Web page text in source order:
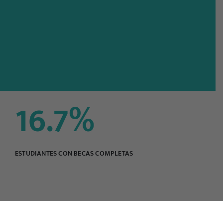
16.7%
ESTUDIANTES CON BECAS COMPLETAS